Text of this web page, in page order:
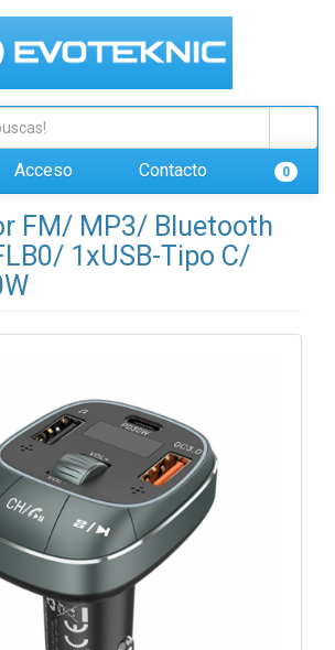
Acceso Contacto 0
FM/ MP3/ Bluetooth
1xUSB-Tipo C/